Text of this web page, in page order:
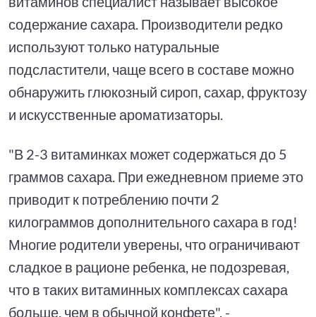
содержание сахара. Производители редко
используют только натуральные
подсластители, чаще всего в составе можно
обнаружить глюкозный сироп, сахар, фруктозу
и искусственные ароматизаторы.
"В 2-3 витаминках может содержаться до 5
граммов сахара. При ежедневном приеме это
приводит к потреблению почти 2
килограммов дополнительного сахара в год!
Многие родители уверены, что ограничивают
сладкое в рационе ребенка, не подозревая,
что в таких витаминных комплексах сахара
больше, чем в обычной конфете", -